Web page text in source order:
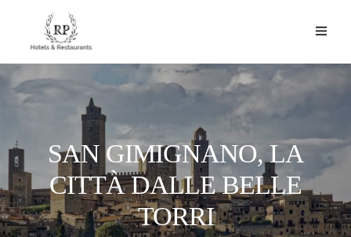
SAN GIMIGNANO, LA
CITTÀ DALLE BELLE
TORRI